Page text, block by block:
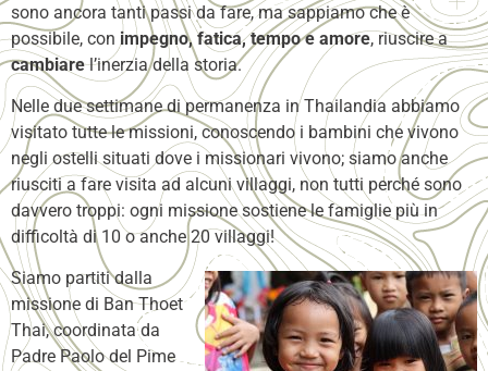
sono ancora tanti passi da fare, ma sappiamo che è
possibile, con impegno, fatica, tempo e amore, riuscire a
cambiarel’inerzia della storia.
Nelle due settimane di permanenza in Thailandia abbiamo
visitato tutte le missioni, conoscendo i bambini che vivono
negli ostelli situati dove i missionari vivono; siamo anche
riusciti a fare visita ad alcuni villaggi, non tutti perché sono
davvero troppi: ogni missione sostiene le famiglie più in
difficoltà di 10 o anche 20 villaggi!
Siamo partiti dalla
missione di Ban Thoet
Thai, coordinata da
Padre Paolo del Pime